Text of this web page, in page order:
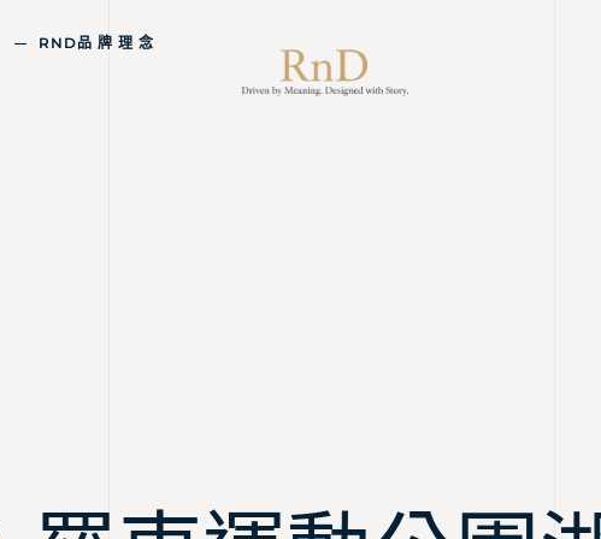
RND品 牌 理 念